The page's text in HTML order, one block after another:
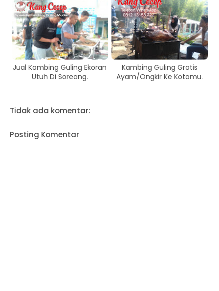
Jual Kambing Guling Ekoran
Utuh Di Soreang.
Kambing Guling Gratis
Ayam/Ongkir Ke Kotamu.
Tidak ada komentar:
Posting Komentar